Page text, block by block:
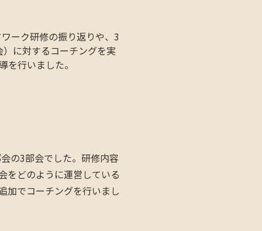
ーク研修の振り返りや、3
に対するコーチングを実
行いました。
の3部会でした。研修内容
をどのように運営している
加でコーチングを行いまし